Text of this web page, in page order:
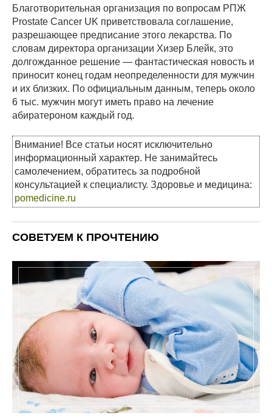
Благотворительная организация по вопросам РПЖ
Prostate Cancer UK приветствовала соглашение,
разрешающее предписание этого лекарства. По
словам директора организации Хизер Блейк, это
долгожданное решение — фантастическая новость и
приносит конец годам неопределенности для мужчин
и их близких. По официальным данным, теперь около
6 тыс. мужчин могут иметь право на лечение
абиратероном каждый год.
Внимание! Все статьи носят исключительно
информационный характер. Не занимайтесь
самолечением, обратитесь за подробной
консультацией к специалисту. Здоровье и медицина:
pomedicine.ru
СОВЕТУЕМ К ПРОЧТЕНИЮ